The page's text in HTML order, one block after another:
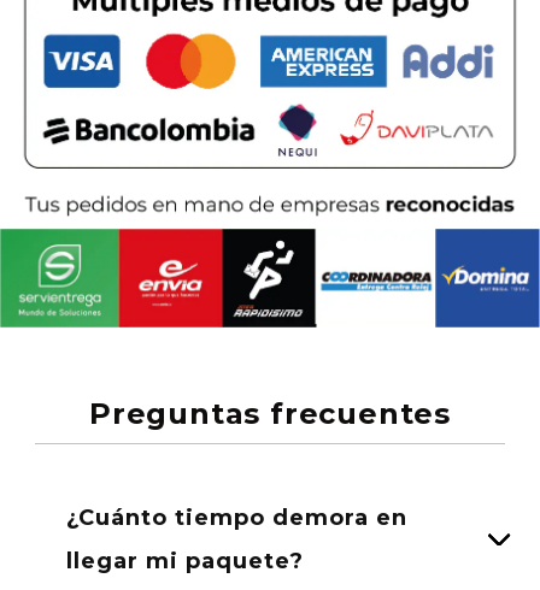
Preguntas frecuentes
¿Cuánto tiempo demora en
llegar mi paquete?